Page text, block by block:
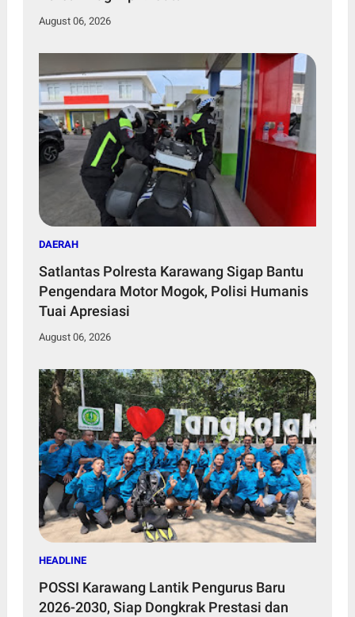
August 06, 2026
DAERAH
Satlantas Polresta Karawang Sigap Bantu
Pengendara Motor Mogok, Polisi Humanis
Tuai Apresiasi
August 06, 2026
HEADLINE
POSSI Karawang Lantik Pengurus Baru
2026-2030, Siap Dongkrak Prestasi dan